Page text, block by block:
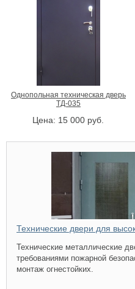
Однопольная техническая дверь
ТД-035
Цена: 15 000 руб.
Технические двери для
Технические металлические
требованиями пожарной
монтаж огнестойких.